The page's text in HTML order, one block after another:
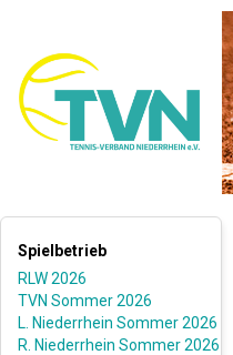
Spielbetrieb
RLW 2026
TVN Sommer 2026
L. Niederrhein Sommer 2026
R. Niederrhein Sommer 2026